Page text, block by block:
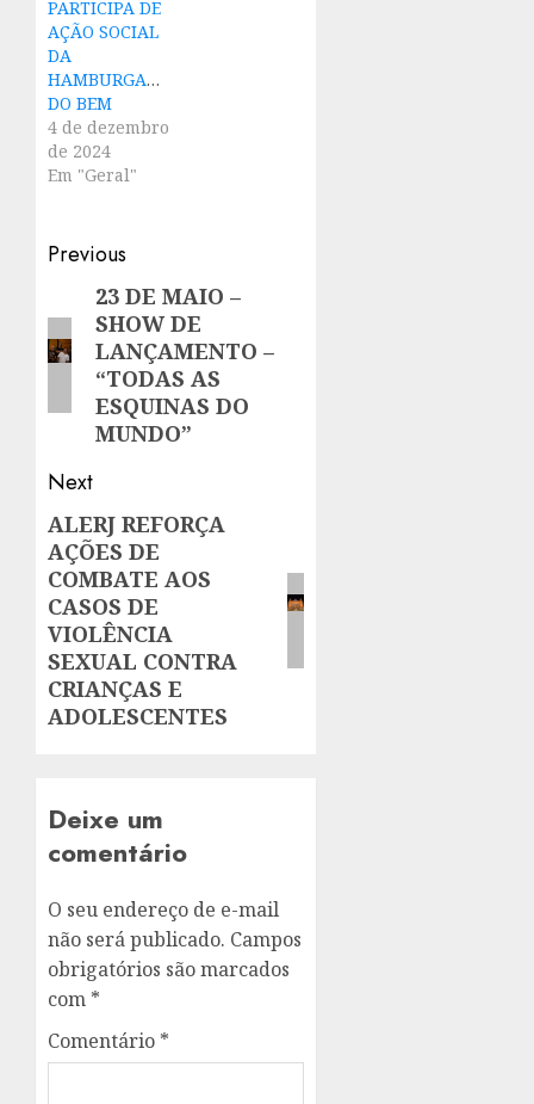
PARTICIPA DE
AÇÃO SOCIAL
DA
HAMBURGADA
DO BEM
4 de dezembro
de 2024
Em "Geral"
Post
navigation
Previous
Previous
post:
23 DE MAIO –
SHOW DE
LANÇAMENTO –
“TODAS AS
ESQUINAS DO
MUNDO”
Next
Next
post:
ALERJ REFORÇA
AÇÕES DE
COMBATE AOS
CASOS DE
VIOLÊNCIA
SEXUAL CONTRA
CRIANÇAS E
ADOLESCENTES
Deixe um
comentário
O seu endereço de e-mail
não será publicado. Campos
obrigatórios são marcados
com *
Comentário *